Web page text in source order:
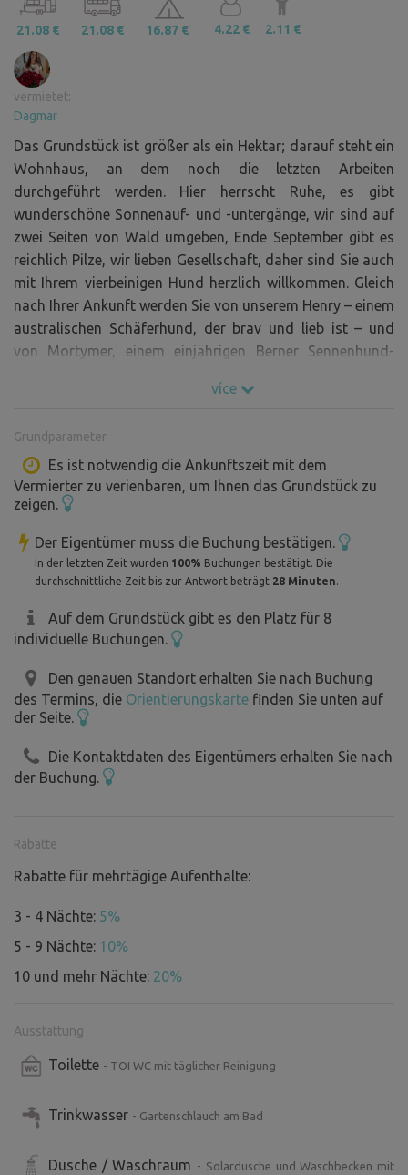
21.08 € 21.08 € 16.87 € 4.22 € 2.11 €
vermietet:
Dagmar
Das Grundstück ist größer als ein Hektar; darauf steht ein
Wohnhaus, an dem noch die letzten Arbeiten
durchgeführt werden. Hier herrscht Ruhe, es gibt
wunderschöne Sonnenauf- und -untergänge, wir sind auf
zwei Seiten von Wald umgeben, Ende September gibt es
reichlich Pilze, wir lieben Gesellschaft, daher sind Sie auch
mit Ihrem vierbeinigen Hund herzlich willkommen. Gleich
nach Ihrer Ankunft werden Sie von unserem Henry – einem
australischen Schäferhund, der brav und lieb ist – und
von Mortymer, einem einjährigen Berner Sennenhund-
enthalten.
Bezahlung vor Ort: 200 Kč pro Tag.
více
Grundparameter
Es ist notwendig die Ankunftszeit mit dem
Vermierter zu verienbaren, um Ihnen das Grundstück zu
zeigen.
Der Eigentümer muss die Buchung bestätigen.
In der letzten Zeit wurden 100% Buchungen bestätigt. Die
durchschnittliche Zeit bis zur Antwort beträgt 28 Minuten.
Auf dem Grundstück gibt es den Platz für 8
individuelle Buchungen.
Den genauen Standort erhalten Sie nach Buchung
des Termins, die Orientierungskarte finden Sie unten auf
der Seite.
Die Kontaktdaten des Eigentümers erhalten Sie nach
der Buchung.
Rabatte
Rabatte für mehrtägige Aufenthalte:
3 - 4 Nächte: 5%
5 - 9 Nächte: 10%
10 und mehr Nächte: 20%
Ausstattung
Toilette - TOI WC mit täglicher Reinigung
Trinkwasser - Gartenschlauch am Bad
Dusche / Waschraum - Solardusche und Waschbecken mit